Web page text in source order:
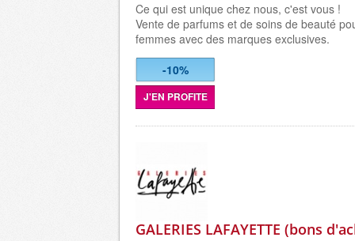
Ce qui est unique chez nous, c'est vous !
Vente de parfums et de soins de beauté
femmes avec des marques exclusives.
-10%
J'EN PROFITE
GALERIES LAFAYETTE (bons